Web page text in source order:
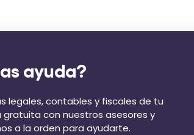
ayuda?
legales, contables y fiscales de tu
con nuestros asesores y
a la orden para ayudarte.